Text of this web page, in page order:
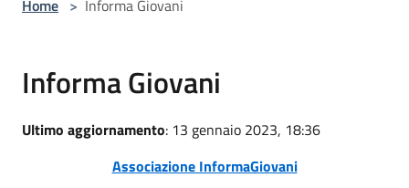
Home > Informa Giovani
Informa Giovani
Ultimo aggiornamento: 13 gennaio 2023, 18:36
Associazione InformaGiovani